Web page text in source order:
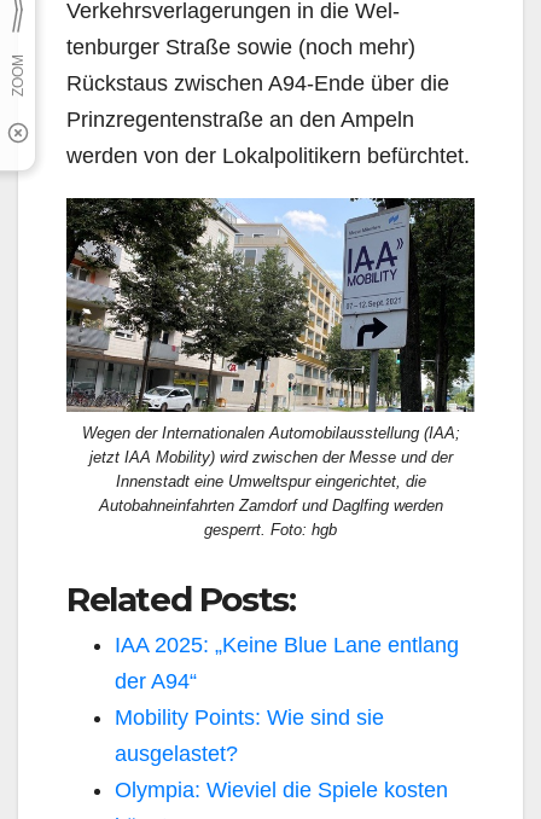
Verkehrsverlagerungen in die Wel­
tenburger Straße sowie (noch mehr)
Rückstaus zwischen A94-Ende über die
Prinzregentenstraße an den Ampeln
werden von der Lokalpolitikern befürchtet.
Wegen der Internationalen Automobilausstellung (IAA;
jetzt IAA Mobility) wird zwischen der Messe und der
Innenstadt eine Umweltspur eingerichtet, die
Autobahneinfahrten Zamdorf und Daglfing werden
gesperrt. Foto: hgb
Related Posts:
IAA 2025: „Keine Blue Lane entlang
der A94“
Mobility Points: Wie sind sie
ausgelastet?
Olympia: Wieviel die Spiele kosten